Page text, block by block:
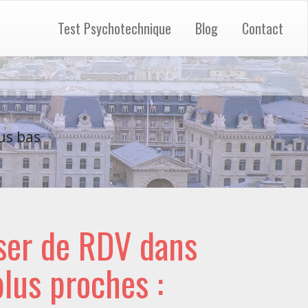
Test Psychotechnique Blog Contact
bas
de RDV dans
proches :